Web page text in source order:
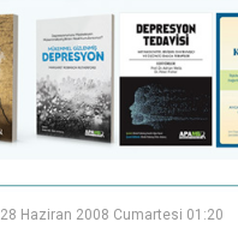
28 Haziran 2008 Cumartesi 01:20